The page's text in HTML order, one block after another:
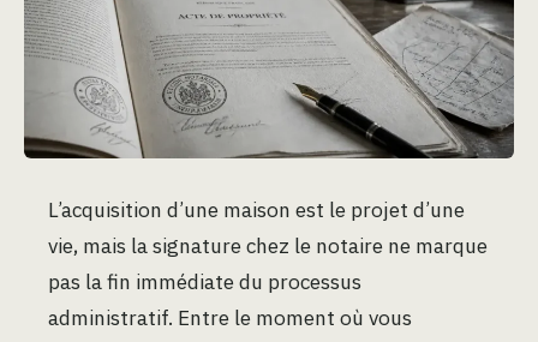
L’acquisition d’une maison est le projet d’une
vie, mais la signature chez le notaire ne marque
pas la fin immédiate du processus
administratif. Entre le moment où vous